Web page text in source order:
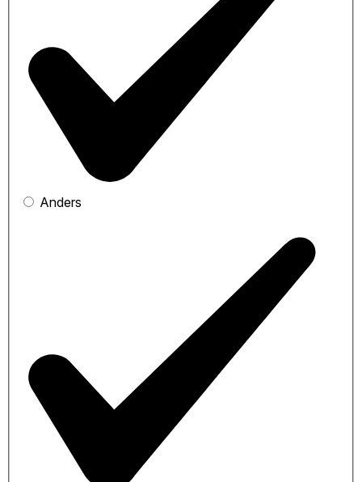
Anders